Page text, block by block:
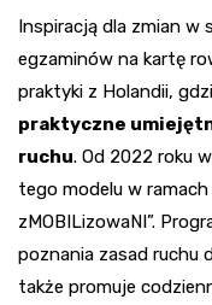
Inspiracją dla zmian w
egzaminów na kartę
praktyki z Holandii,
praktyczne
ruchu. Od 2022 roku
tego modelu w
zMOBILizowaNI”.
poznania zasad ruchu
także promuje